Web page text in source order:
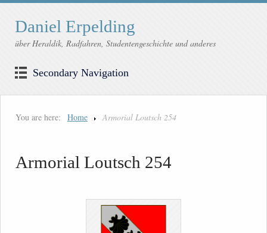
Daniel Erpelding
über Heraldik, Radfahren, Studentengeschichte und anderes
Secondary Navigation
You are here: Home Armorial Loutsch 254
Armorial Loutsch 254